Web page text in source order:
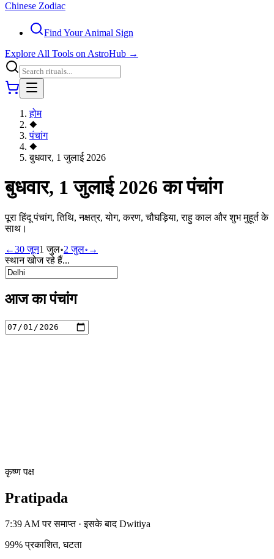
Chinese Zodiac
Find Your Animal Sign
Explore All Tools on AstroHub →
होम
◆
पंचांग
◆
बुधवार, 1 जुलाई 2026
बुधवार, 1 जुलाई 2026 का पंचांग
पूरा हिंदू पंचांग, तिथि, नक्षत्र, योग, करण, चौघड़िया, राहु काल और शुभ मुहूर्त के
साथ।
←30 जून1 जुल॰2 जुल॰ →
स्थान खोज रहे हैं...
आज का पंचांग
कृष्ण पक्ष
Pratipada
7:39 AM पर समाप्त · इसके बाद Dwitiya
99% प्रकाशित, घटता